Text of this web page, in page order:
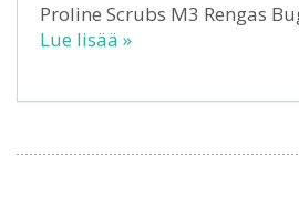
Proline Scrubs M3 Rengas
Lue lisää »